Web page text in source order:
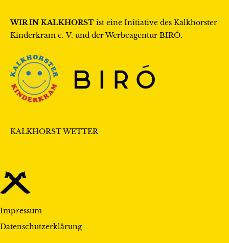
WIR IN KALKHORST ist eine Initiative des Kalkhorster
Kinderkram e. V. und der Werbeagentur BIRÓ.
KALKHORST WETTER
Impressum
Datenschutzerklärung